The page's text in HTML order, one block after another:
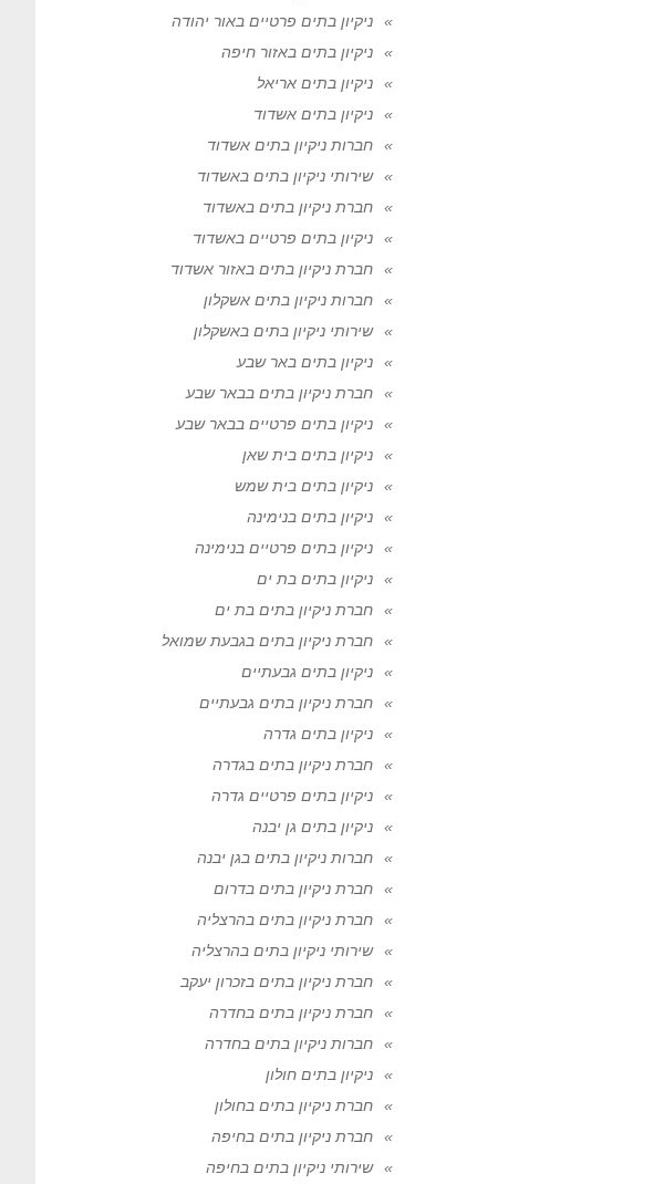
ניקיון בתים פרטיים באור יהודה
ניקיון בתים באזור חיפה
ניקיון בתים אריאל
ניקיון בתים אשדוד
חברות ניקיון בתים אשדוד
שירותי ניקיון בתים באשדוד
חברת ניקיון בתים באשדוד
ניקיון בתים פרטיים באשדוד
חברת ניקיון בתים באזור אשדוד
חברות ניקיון בתים אשקלון
שירותי ניקיון בתים באשקלון
ניקיון בתים באר שבע
חברת ניקיון בתים בבאר שבע
ניקיון בתים פרטיים בבאר שבע
ניקיון בתים בית שאן
ניקיון בתים בית שמש
ניקיון בתים בנימינה
ניקיון בתים פרטיים בנימינה
ניקיון בתים בת ים
חברת ניקיון בתים בת ים
חברת ניקיון בתים בגבעת שמואל
ניקיון בתים גבעתיים
חברת ניקיון בתים גבעתיים
ניקיון בתים גדרה
חברת ניקיון בתים בגדרה
ניקיון בתים פרטיים גדרה
ניקיון בתים גן יבנה
חברות ניקיון בתים בגן יבנה
חברת ניקיון בתים בדרום
חברת ניקיון בתים בהרצליה
שירותי ניקיון בתים בהרצליה
חברת ניקיון בתים בזכרון יעקב
חברת ניקיון בתים בחדרה
חברות ניקיון בתים בחדרה
ניקיון בתים חולון
חברת ניקיון בתים בחולון
חברת ניקיון בתים בחיפה
שירותי ניקיון בתים בחיפה